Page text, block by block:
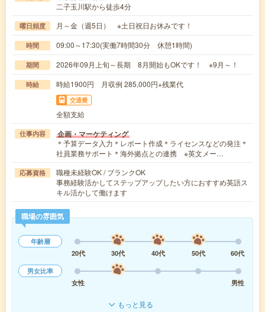
二子玉川駅から徒歩4分
曜日頻度 月～金（週5日） ※土日祝日お休みです！
時間 09:00～17:30(実働7時間30分 休憩1時間)
期間 2026年09月上旬～長期 8月開始もOKです！ ※9月～！
時給 時給1900円 月収例 285,000円+残業代
交通費
全額支給
仕事内容 企画・マーケティング
＊予算データ入力＊レポート作成＊ライセンスなどの発注＊
社員業務サポート＊海外拠点との連携 ※英文メー…
応募資格
職種未経験OK / ブランクOK
事務経験活かしてステップアップしたい方におすすめ英語ス
キル活かして働けます
職場の雰囲気
年齢層
20代
30代 40代 50代
60代
男女比率
女性
男性
もっと見る